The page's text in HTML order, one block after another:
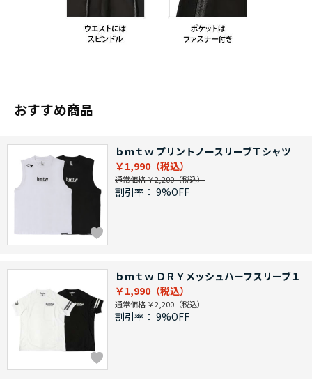
おすすめ商品
ｂｍｔｗ プリントノースリーブＴシャツ
￥1,990
通常価格 ￥2,200
割引率： 9%OFF
ｂｍｔｗ ＤＲＹメッシュハーフスリーブ１
￥1,990
通常価格 ￥2,200
割引率： 9%OFF